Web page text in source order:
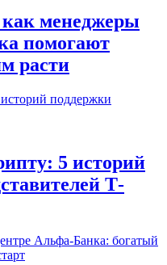
менеджеры
помогают
расти
5 историй
Т-